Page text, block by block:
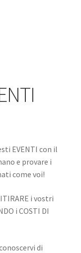
EVENTI con il
e provare i
come voi!
i vostri
i COSTI DI
di